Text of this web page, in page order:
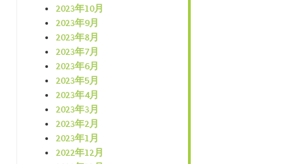
2023年10月
2023年9月
2023年8月
2023年7月
2023年6月
2023年5月
2023年4月
2023年3月
2023年2月
2023年1月
2022年12月